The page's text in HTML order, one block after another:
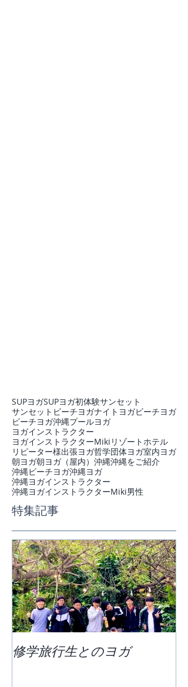
SUPヨガSUPヨガ初体験サンセット
サンセットビーチヨガナイトヨガビーチヨガ
ビーチヨガ沖縄プールヨガ
ヨガインストラクター
ヨガインストラクターMiki リゾートホテル
リピーター様出張ヨガ哲学団体ヨガ室内ヨガ
朝ヨガ朝ヨガ（屋内） 沖縄沖縄をご紹介
沖縄ビーチヨガ沖縄ヨガ
沖縄ヨガインストラクター
沖縄ヨガインストラクターMiki男性
特集記事
修学旅行生とのヨガ